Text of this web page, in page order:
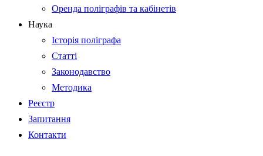
Оренда поліграфів та кабінетів
Наука
Історія поліграфа
Статті
Законодавство
Методика
Реєстр
Запитання
Контакти